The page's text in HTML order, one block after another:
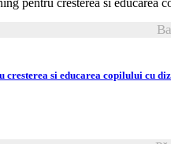
si educarea copilului cu